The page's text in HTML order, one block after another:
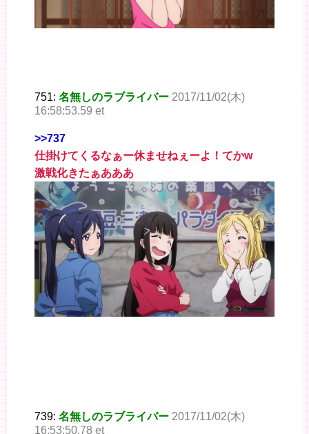
751: 名無しのラブライバー 2017/11/02(木)
16:58:53.59 et
>>737
仕掛けてくるなぁー休ませねぇーよ！てかw
激戦化きたぁあああ
739: 名無しのラブライバー 2017/11/02(木)
16:53:50.78 et